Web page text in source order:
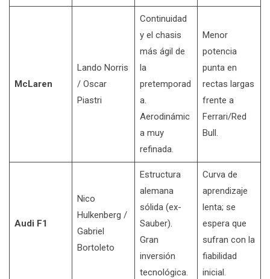
McLaren
Lando Norris
/ Oscar
Piastri
Continuidad
y el chasis
más ágil de
la
pretemporad
a.
Aerodinámic
a muy
refinada.
Menor
potencia
punta en
rectas largas
frente a
Ferrari/Red
Bull.
Audi F1
Nico
Hulkenberg /
Gabriel
Bortoleto
Estructura
alemana
sólida (ex-
Sauber).
Gran
inversión
tecnológica.
Curva de
aprendizaje
lenta; se
espera que
sufran con la
fiabilidad
inicial.